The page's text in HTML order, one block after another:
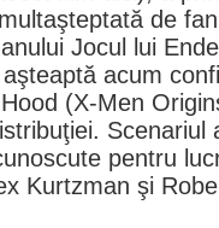
de
Jocul lui
acum
(X-Men
Scenariul
pentru
Kurtzman şi